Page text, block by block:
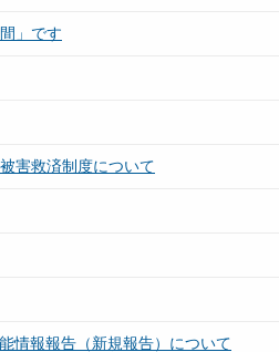
」です
害救済制度について
情報報告（新規報告）について